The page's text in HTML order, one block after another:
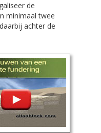
de
minimaal twee
achter de